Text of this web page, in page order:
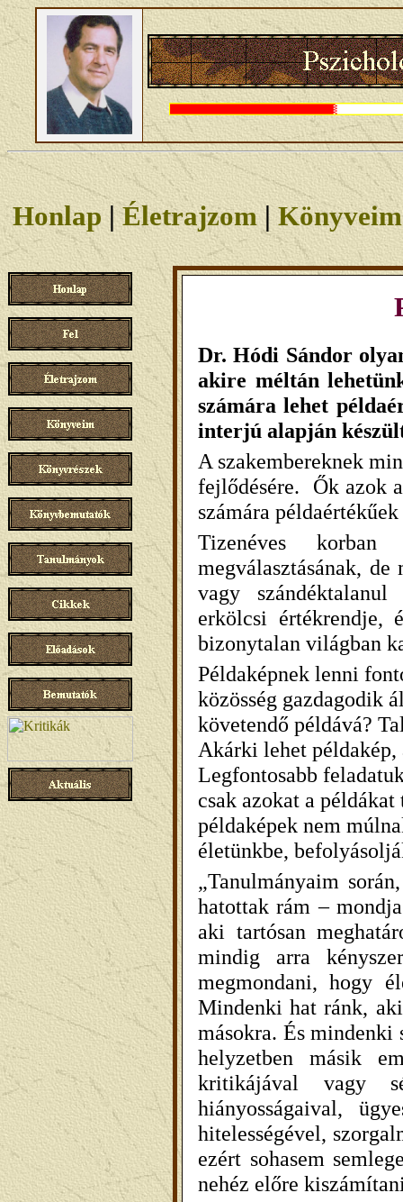
Honlap|Életrajzom|Könyveim
Dr. Hódi Sándor
akire méltán
számára lehet
interjú alapján
A szakembereknek
fejlődésére. Ők azok
számára példaértékűek
Tizenéves
megválasztásának,
vagy
erkölcsi értékrendje,
bizonytalan világban
Példaképnek lenni
közösség gazdagodik
követendő példává?
Akárki lehet
Legfontosabb
csak azokat a
példaképek nem
életünkbe,
„Tanulmányaim
hatottak rám –
aki tartósan
mindig arra
megmondani, hogy
Mindenki hat ránk,
másokra. És mindenki
helyzetben másik
kritikájával vagy
hiányosságaival,
hitelességével,
ezért sohasem
nehéz előre